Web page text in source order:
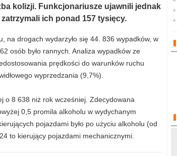
kolizji. Funkcjonariusze ujawnili jednak
ich ponad 157 tysięcy.
na drogach wydarzyło się 44. 836 wypadków, w
osób było rannych. Analiza wypadków ze
prędkości do warunków ruchu
wyprzedzania (9,7%).
o 8 638 niż rok wcześniej. Zdecydowana
0,5 promila alkoholu w wydychanym
pojazdami było po użyciu alkoholu (od
to kierujący pojazdami mechanicznymi.